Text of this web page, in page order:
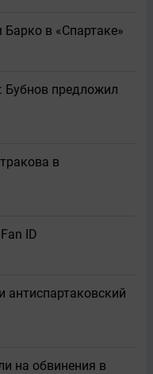
в «Спартаке»
Бубнов предложил
в
ID
антиспартаковский
на обвинения в